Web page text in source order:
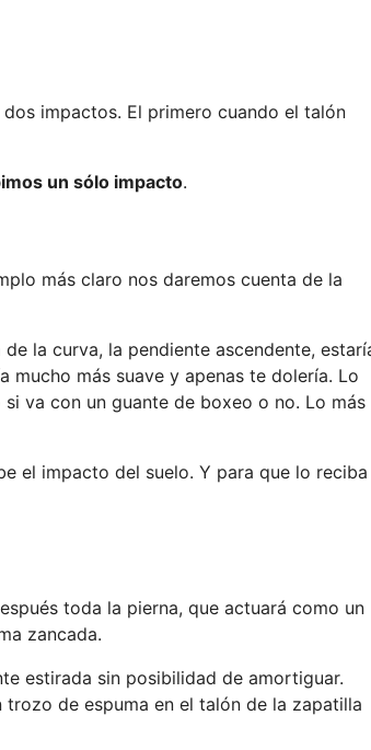
impactos. El primero cuando el talón
un sólo impacto.
más claro nos daremos cuenta de la
la curva, la pendiente ascendente,
mucho más suave y apenas te dolería. Lo
va con un guante de boxeo o no. Lo más
el impacto del suelo. Y para que lo reciba
toda la pierna, que actuará como un
zancada.
estirada sin posibilidad de amortiguar.
de espuma en el talón de la zapatilla